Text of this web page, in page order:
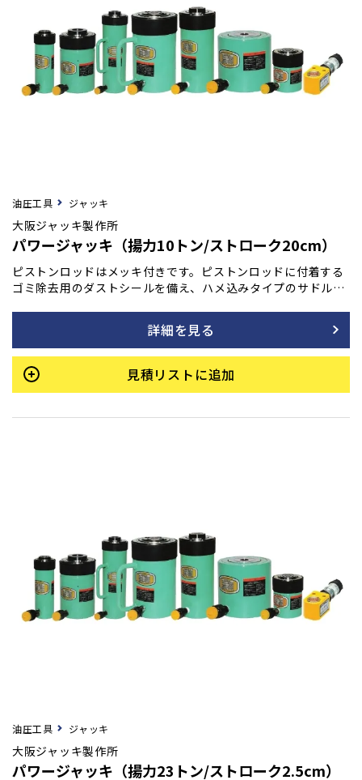
油圧工具 ジャッキ
大阪ジャッキ製作所
パワージャッキ（揚力10トン/ストローク20cm）
ピストンロッドはメッキ付きです。ピストンロッドに付着する
ゴミ除去用のダストシールを備え、ハメ込みタイプのサドルを
詳細を見る
見積リストに追加
油圧工具 ジャッキ
大阪ジャッキ製作所
パワージャッキ（揚力23トン/ストローク2.5cm）